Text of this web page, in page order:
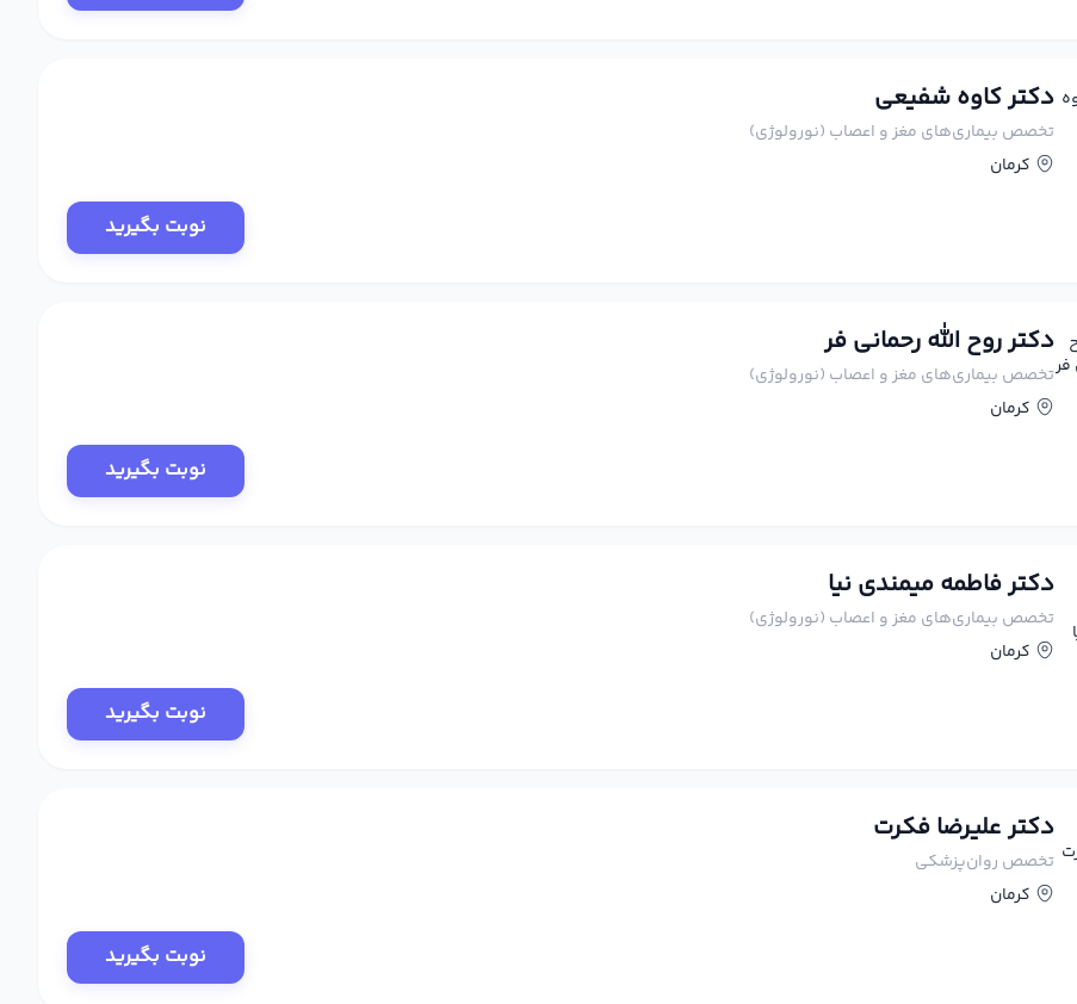
دکتر کاوه شفیعی
تخصص بیماری‌های مغز و اعصاب (نورولوژی)
کرمان
نوبت بگیرید
دکتر روح الله رحمانی فر
تخصص بیماری‌های مغز و اعصاب (نورولوژی)
کرمان
نوبت بگیرید
دکتر فاطمه میمندی نیا
تخصص بیماری‌های مغز و اعصاب (نورولوژی)
کرمان
نوبت بگیرید
دکتر علیرضا فکرت
تخصص روان‌پزشکی
کرمان
نوبت بگیرید